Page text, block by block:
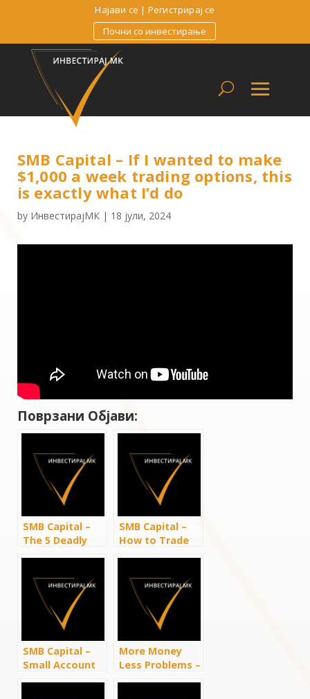
Најави се | Регистрирај се
Почни со инвестирање
SMB Capital – If I wanted to make
$1,000 a week trading options, this
is exactly what I’d do
by ИнвестирајМК| 18 јули, 2024
Поврзани Објави:
SMB Capital –
The 5 Deadly
(which you may
be making
without
knowing)
SMB Capital –
How to Trade
keys to
Uncommon
Profits)
SMB Capital –
Small Account
More Money
Less Problems –